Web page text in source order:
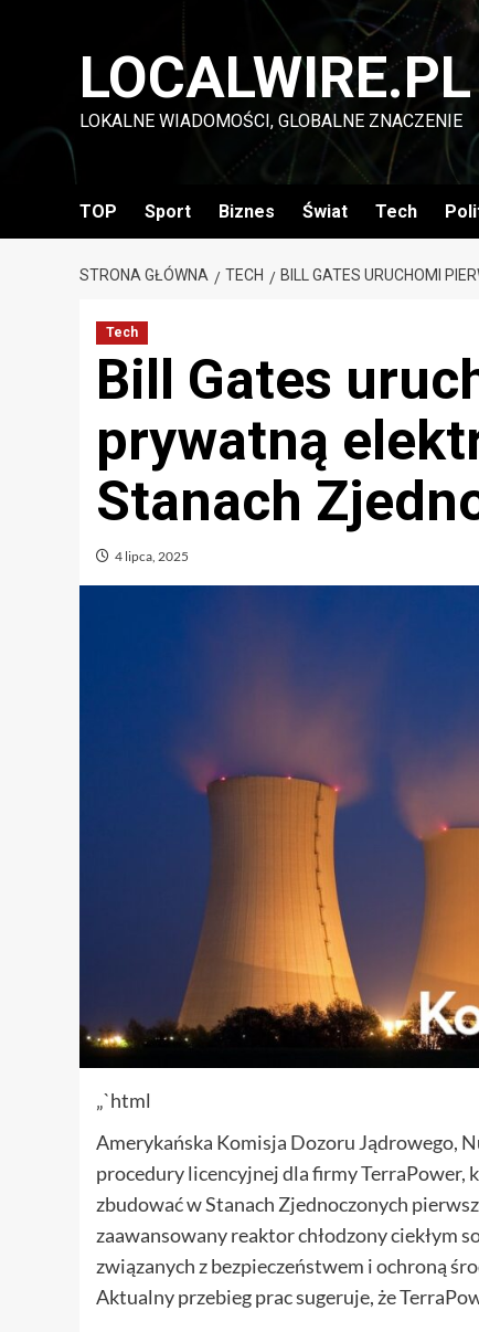
LOCALWIRE.PL
LOKALNE WIADOMOŚCI, GLOBALNE ZNACZENIE
TOP Sport Biznes Świat Tech
STRONA GŁÓWNA TECH BILL GATES URUCHOMI
Tech
Bill Gates
prywatną
Stanach
4 lipca, 2025
„`html
Amerykańska Komisja Dozoru Jądrowego,
procedury licencyjnej dla firmy
zbudować w Stanach Zjednoczonych
zaawansowany reaktor chłodzony ciekłym
związanych z bezpieczeństwem i ochroną
Aktualny przebieg prac sugeruje, że